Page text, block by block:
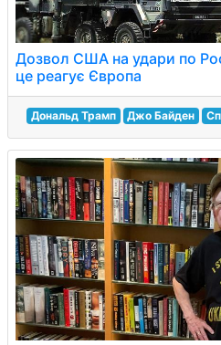
Дозвол США на удари по
це реагує Європа
Дональд Трамп Джо Байден